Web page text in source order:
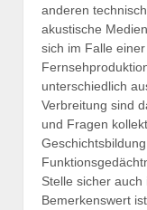
anderen
akustische
sich im Falle
unterschiedlich
Verbreitung sind
und Fragen
Stelle sicher auch
Bemerkenswert